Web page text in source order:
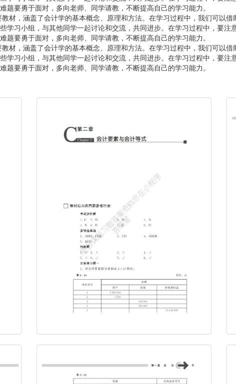
要勇于面对，多向老师、同学请教，不断提高自己的学习能力。
材，涵盖了会计学的基本概念、原理和方法。在学习过程中，我们可以
学习小组，与其他同学一起讨论和交流，共同进步。在学习过程中，要
要勇于面对，多向老师、同学请教，不断提高自己的学习能力。
材，涵盖了会计学的基本概念、原理和方法。在学习过程中，我们可以
学习小组，与其他同学一起讨论和交流，共同进步。在学习过程中，要
要勇于面对，多向老师、同学请教，不断提高自己的学习能力。